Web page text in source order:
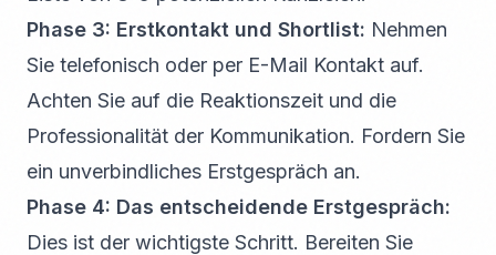
Phase 3: Erstkontakt und Shortlist: Nehmen
Sie telefonisch oder per E-Mail Kontakt auf.
Achten Sie auf die Reaktionszeit und die
Professionalität der Kommunikation. Fordern Sie
ein unverbindliches Erstgespräch an.
Phase 4: Das entscheidende Erstgespräch:
Dies ist der wichtigste Schritt. Bereiten Sie